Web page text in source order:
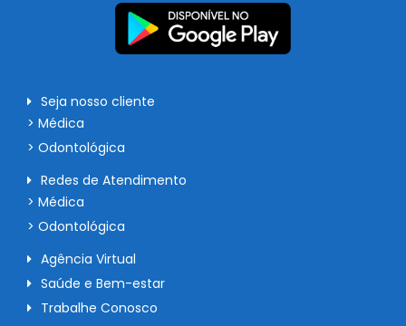
Seja nosso cliente
> Médica
> Odontológica
Redes de Atendimento
> Médica
> Odontológica
Agência Virtual
Saúde e Bem-estar
Trabalhe Conosco